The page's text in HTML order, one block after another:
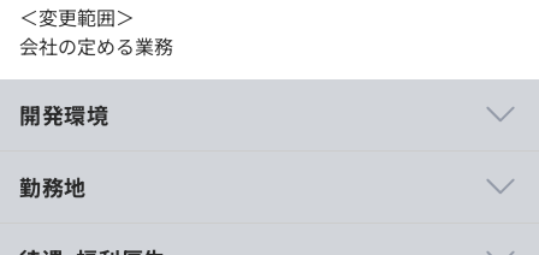
＜変更範囲＞
会社の定める業務
開発環境
勤務地